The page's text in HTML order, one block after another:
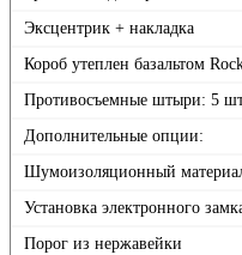
Эксцентрик + накладка
Короб утеплен базальтом
Противосъемные штыри: 5
Дополнительные опции:
Шумоизоляционный
Установка электронного
Порог из нержавейки